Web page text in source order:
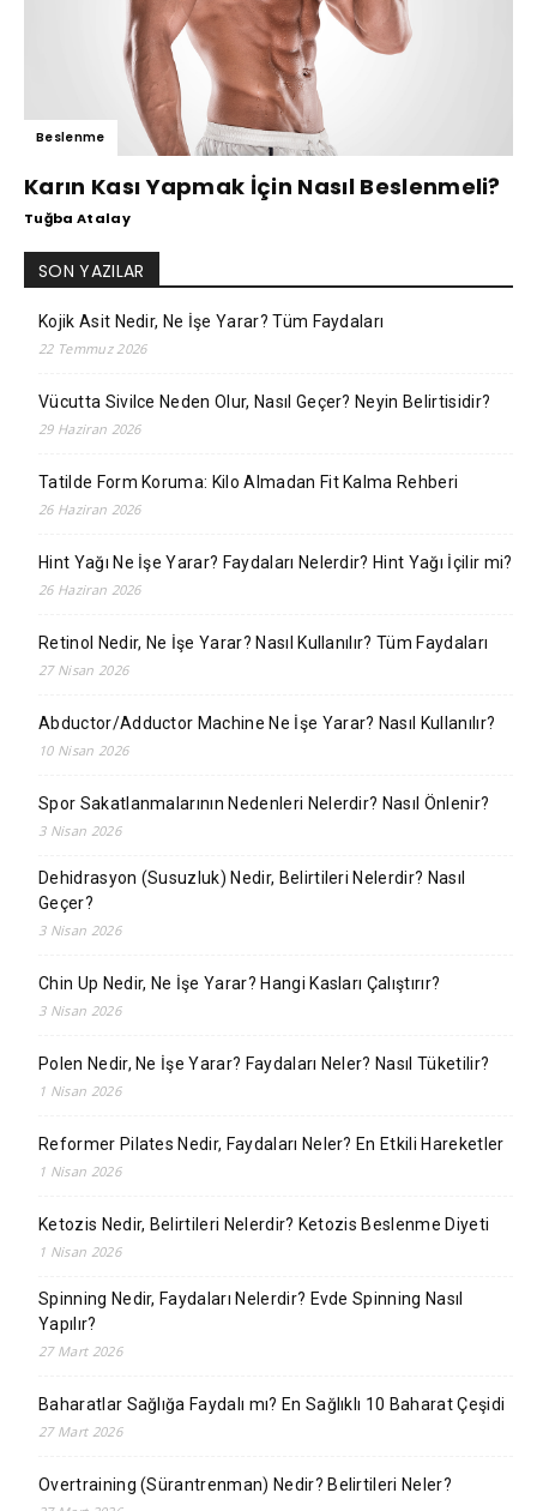
Beslenme
Karın Kası Yapmak İçin Nasıl Beslenmeli?
Tuğba Atalay
SON YAZILAR
Kojik Asit Nedir, Ne İşe Yarar? Tüm Faydaları
22 Temmuz 2026
Vücutta Sivilce Neden Olur, Nasıl Geçer? Neyin Belirtisidir?
29 Haziran 2026
Tatilde Form Koruma: Kilo Almadan Fit Kalma Rehberi
26 Haziran 2026
Hint Yağı Ne İşe Yarar? Faydaları Nelerdir? Hint Yağı İçilir mi?
26 Haziran 2026
Retinol Nedir, Ne İşe Yarar? Nasıl Kullanılır? Tüm Faydaları
27 Nisan 2026
Abductor/Adductor Machine Ne İşe Yarar? Nasıl Kullanılır?
10 Nisan 2026
Spor Sakatlanmalarının Nedenleri Nelerdir? Nasıl Önlenir?
3 Nisan 2026
Dehidrasyon (Susuzluk) Nedir, Belirtileri Nelerdir? Nasıl
Geçer?
3 Nisan 2026
Chin Up Nedir, Ne İşe Yarar? Hangi Kasları Çalıştırır?
3 Nisan 2026
Polen Nedir, Ne İşe Yarar? Faydaları Neler? Nasıl Tüketilir?
1 Nisan 2026
Reformer Pilates Nedir, Faydaları Neler? En Etkili Hareketler
1 Nisan 2026
Ketozis Nedir, Belirtileri Nelerdir? Ketozis Beslenme Diyeti
1 Nisan 2026
Spinning Nedir, Faydaları Nelerdir? Evde Spinning Nasıl
Yapılır?
27 Mart 2026
Baharatlar Sağlığa Faydalı mı? En Sağlıklı 10 Baharat Çeşidi
27 Mart 2026
Overtraining (Sürantrenman) Nedir? Belirtileri Neler?